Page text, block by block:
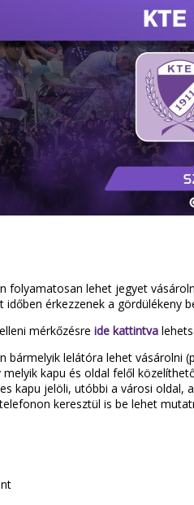
folyamatosan lehet jegyet
érkezzenek a gördülékeny
mérkőzésre ide kattintva
bármelyik lelátóra lehet
kapu és oldal felől
kapu jelöli, utóbbi a városi
keresztül is be lehet